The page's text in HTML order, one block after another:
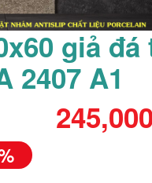
giả
2407 A1